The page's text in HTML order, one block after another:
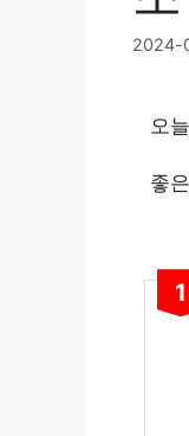
2024-
오
좋
1